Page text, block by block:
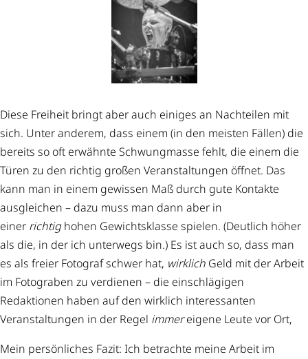
Diese Freiheit bringt aber auch einiges an Nachteilen mit
sich. Unter anderem, dass einem (in den meisten Fällen) die
bereits so oft erwähnte Schwungmasse fehlt, die einem die
Türen zu den richtig großen Veranstaltungen öffnet. Das
kann man in einem gewissen Maß durch gute Kontakte
ausgleichen – dazu muss man dann aber in
einer richtighohen Gewichtsklasse spielen. (Deutlich höher
als die, in der ich unterwegs bin.) Es ist auch so, dass man
es als freier Fotograf schwer hat, wirklich Geld mit der Arbeit
im Fotograben zu verdienen – die einschlägigen
Redaktionen haben auf den wirklich interessanten
Veranstaltungen in der Regel immereigene Leute vor Ort,
Mein persönliches Fazit: Ich betrachte meine Arbeit im